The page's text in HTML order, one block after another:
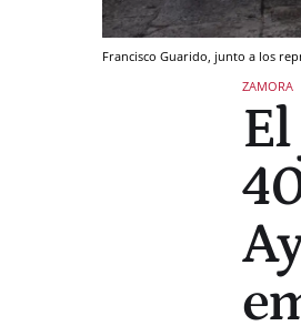
Francisco Guarido, junto a los
ZAMORA